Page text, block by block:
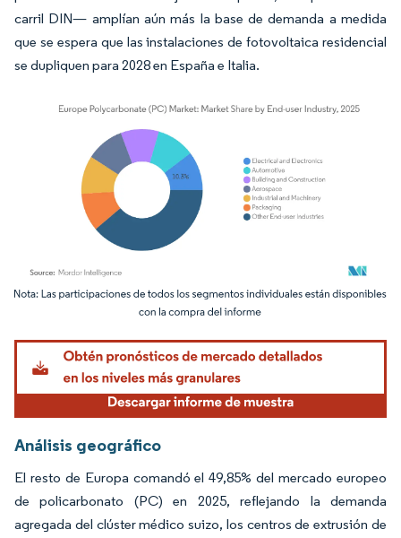
carril DIN— amplían aún más la base de demanda a medida
que se espera que las instalaciones de fotovoltaica residencial
se dupliquen para 2028 en España e Italia.
Imagen © Mordor Intelligence. El uso requiere atribución según CC BY 4.0.
Análisis geográfico
El resto de Europa comandó el 49,85% del mercado europeo
de policarbonato (PC) en 2025, reflejando la demanda
agregada del clúster médico suizo, los centros de extrusión de